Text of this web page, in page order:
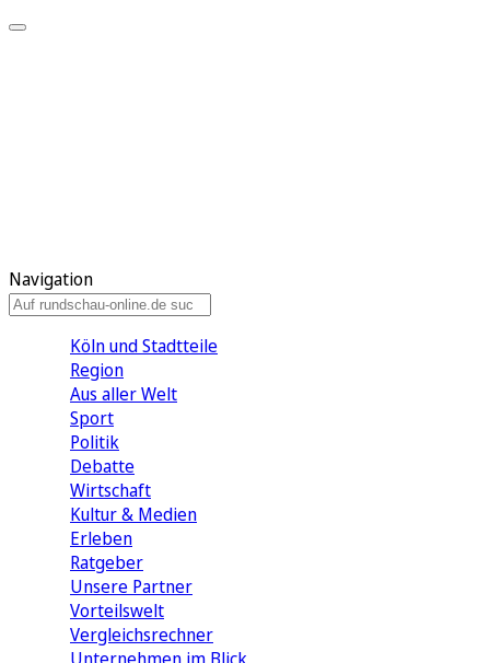
Navigation
Köln und Stadtteile
Region
Aus aller Welt
Sport
Politik
Debatte
Wirtschaft
Kultur & Medien
Erleben
Ratgeber
Unsere Partner
Vorteilswelt
Vergleichsrechner